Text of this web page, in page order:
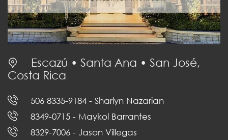
Escazú • Santa Ana • San José,
Costa Rica
506 8335-9184 - Sharlyn Nazarian
8349-0715 - Maykol Barrantes
8329-7006 - Jason Villegas